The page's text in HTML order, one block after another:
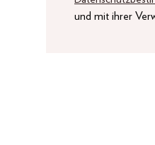
und mit ihrer